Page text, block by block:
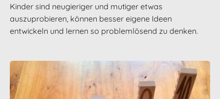
Kinder sind neugieriger und mutiger etwas
auszuprobieren, können besser eigene Ideen
entwickeln und lernen so problemlösend zu denken.